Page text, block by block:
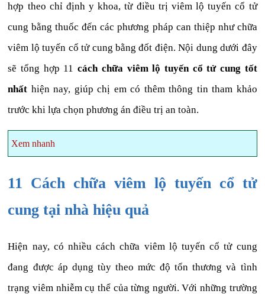
hợp theo chỉ định y khoa, từ điều trị viêm lộ tuyến cổ tử
cung bằng thuốc đến các phương pháp can thiệp như chữa
viêm lộ tuyến cổ tử cung bằng đốt điện. Nội dung dưới đây
sẽ tổng hợp 11cách chữa viêm lộ tuyến cổ tử cung tốt
nhất hiện nay, giúp chị em có thêm thông tin tham khảo
trước khi lựa chọn phương án điều trị an toàn.
Xem nhanh
11 Cách chữa viêm lộ tuyến cổ tử
cung tại nhà hiệu quả
Hiện nay, có nhiều cách chữa viêm lộ tuyến cổ tử cung
đang được áp dụng tùy theo mức độ tổn thương và tình
trạng viêm nhiễm cụ thể của từng người. Với những trường